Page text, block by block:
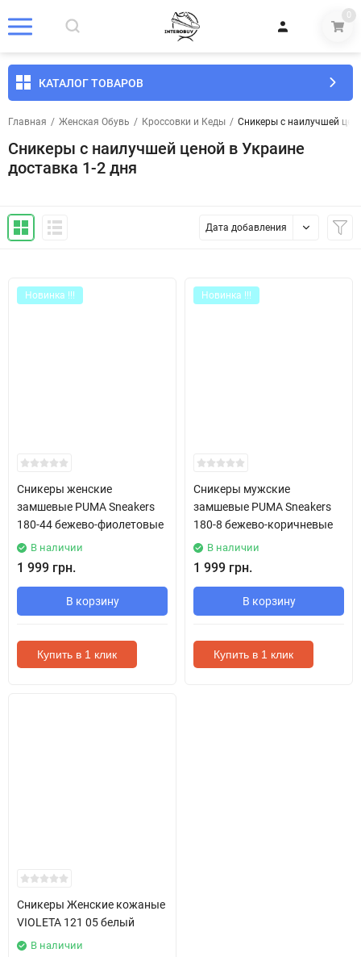
0
КАТАЛОГ ТОВАРОВ
Главная / Женская Обувь / Кроссовки и Кеды / Сникеры с наилучшей
Сникеры с наилучшей ценой в Украине
доставка 1-2 дня
Дата добавления
Новинка !!!
Сникеры женские
замшевые PUMA Sneakers
180-44 бежево-фиолетовые
В наличии
1 999 грн.
В корзину
Купить в 1 клик
Новинка !!!
Сникеры мужские
замшевые PUMA Sneakers
180-8 бежево-коричневые
В наличии
1 999 грн.
В корзину
Купить в 1 клик
Сникеры Женские кожаные
VIOLETA 121 05 белый
В наличии